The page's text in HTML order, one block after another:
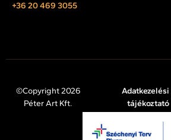
+36 20 469 3055
©Copyright 2026
Péter Art Kft.
Adatkezelési
tájékoztató
Cookie tájékoztató